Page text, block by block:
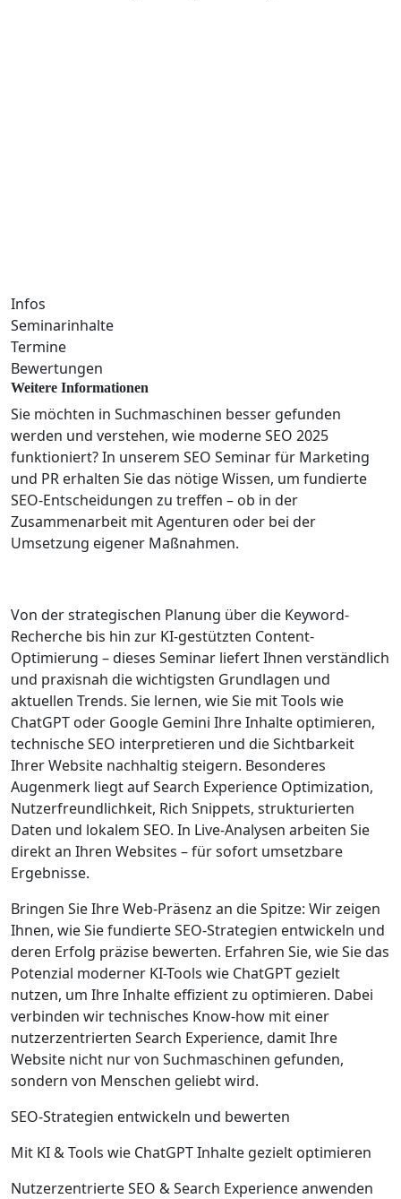
Infos
Seminarinhalte
Termine
Bewertungen
Weitere Informationen
Sie möchten in Suchmaschinen besser gefunden
werden und verstehen, wie moderne SEO 2025
funktioniert? In unserem SEO Seminar für Marketing
und PR erhalten Sie das nötige Wissen, um fundierte
SEO-Entscheidungen zu treffen – ob in der
Zusammenarbeit mit Agenturen oder bei der
Umsetzung eigener Maßnahmen.
Von der strategischen Planung über die Keyword-
Recherche bis hin zur KI-gestützten Content-
Optimierung – dieses Seminar liefert Ihnen verständlich
und praxisnah die wichtigsten Grundlagen und
aktuellen Trends. Sie lernen, wie Sie mit Tools wie
ChatGPT oder Google Gemini Ihre Inhalte optimieren,
technische SEO interpretieren und die Sichtbarkeit
Ihrer Website nachhaltig steigern. Besonderes
Augenmerk liegt auf Search Experience Optimization,
Nutzerfreundlichkeit, Rich Snippets, strukturierten
Daten und lokalem SEO. In Live-Analysen arbeiten Sie
direkt an Ihren Websites – für sofort umsetzbare
Ergebnisse.
Bringen Sie Ihre Web-Präsenz an die Spitze: Wir zeigen
Ihnen, wie Sie fundierte SEO-Strategien entwickeln und
deren Erfolg präzise bewerten. Erfahren Sie, wie Sie das
Potenzial moderner KI-Tools wie ChatGPT gezielt
nutzen, um Ihre Inhalte effizient zu optimieren. Dabei
verbinden wir technisches Know-how mit einer
nutzerzentrierten Search Experience, damit Ihre
Website nicht nur von Suchmaschinen gefunden,
sondern von Menschen geliebt wird.
SEO-Strategien entwickeln und bewerten
Mit KI & Tools wie ChatGPT Inhalte gezielt optimieren
Nutzerzentrierte SEO & Search Experience anwenden